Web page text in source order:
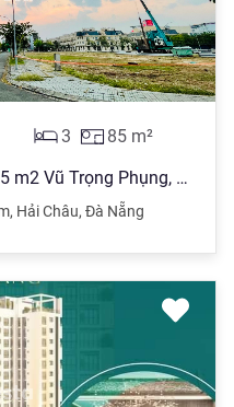
85 m²
3
Bán Nhà mặt phố diện tích 85 m2 Vũ Trọng Phụng, Hoà Cường Nam giá 9 tỷ đồng
, Hải Châu, Đà Nẵng